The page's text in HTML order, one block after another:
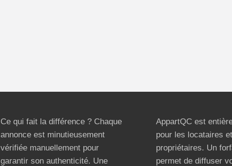
Ce qui fait la différence ? Chaque
annonce est minutieusement
vérifiée manuellement pour
garantir son authenticité. Une
AppartQC est
pour les locataires
propriétaires. Un
permet de diffuser